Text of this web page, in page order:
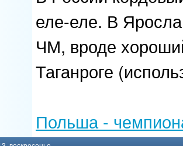
еле-еле. В
ЧМ, вроде
Таганроге
Польша -